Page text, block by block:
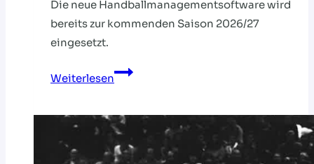
Die neue Handballmanagementsoftware wird
bereits zur kommenden Saison 2026/27
eingesetzt.
Weiterlesen
Handball360
zum
1.